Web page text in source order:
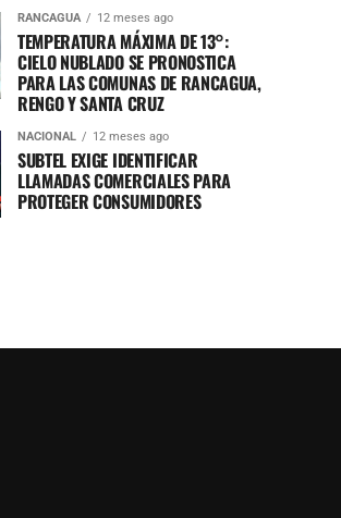
RANCAGUA 12 meses ago
TEMPERATURA MÁXIMA DE 13°:
CIELO NUBLADO SE PRONOSTICA
PARA LAS COMUNAS DE RANCAGUA,
RENGO Y SANTA CRUZ
NACIONAL 12 meses ago
SUBTEL EXIGE IDENTIFICAR
LLAMADAS COMERCIALES PARA
PROTEGER CONSUMIDORES